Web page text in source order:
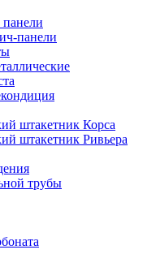
панели
штакетник Корса
штакетник Ривьера
трубы